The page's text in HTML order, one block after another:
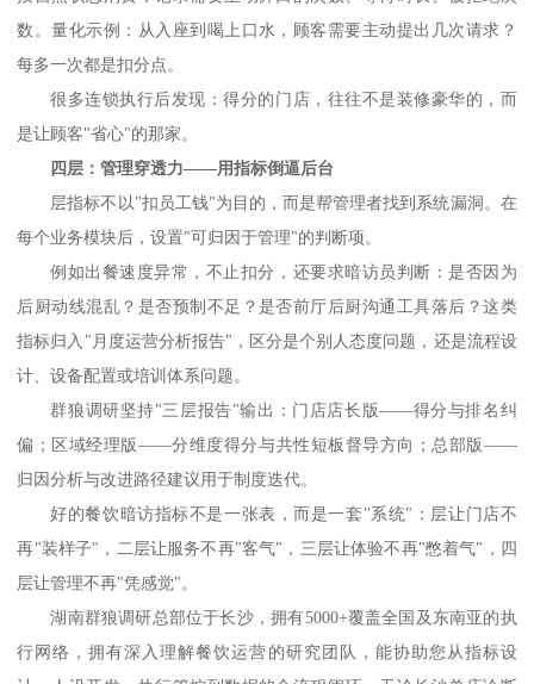
数。量化示例：从入座到喝上口水，顾客需要主动提出几次请求？
每多一次都是扣分点。
很多连锁执行后发现：得分的门店，往往不是装修豪华的，而
是让顾客"省心"的那家。
四层：管理穿透力——用指标倒逼后台
层指标不以"扣员工钱"为目的，而是帮管理者找到系统漏洞。在
每个业务模块后，设置"可归因于管理"的判断项。
例如出餐速度异常，不止扣分，还要求暗访员判断：是否因为
后厨动线混乱？是否预制不足？是否前厅后厨沟通工具落后？这类
指标归入 " 月度运营分析报告" ，区分是个别人态度问题，还是流程设
计、设备配置或培训体系问题。
群狼调研坚持"三层报告"输出：门店店长版——得分与排名纠
偏；区域经理版——分维度得分与共性短板督导方向；总部版——
归因分析与改进路径建议用于制度迭代。
好的餐饮暗访指标不是一张表，而是一套 "系统" ：层让门店不
再"装样子" ，二层让服务不再"客气" ，三层让体验不再"憋着气" ，四
层让管理不再"凭感觉"。
湖南群狼调研总部位于长沙，拥有5000+覆盖全国及东南亚的执
行网络，拥有深入理解餐饮运营的研究团队，能协助您从指标设